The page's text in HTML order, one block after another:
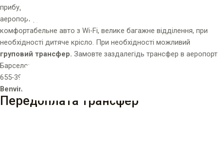
прибуде вчасно в вказане Вами місце і доставить вас в
аеропорт до вказаного часу. До ваших послуг – сучасне
комфортабельне авто з Wi-Fi, велике багажне відділення, при
необхідності дитяче крісло. При необхідності можливий
груповий трансфер. Замовте заздалегідь трансфер в аеропорт
Барселони через
655-395-368
Benvinguts a Barcelona!
Передоплата трансфер